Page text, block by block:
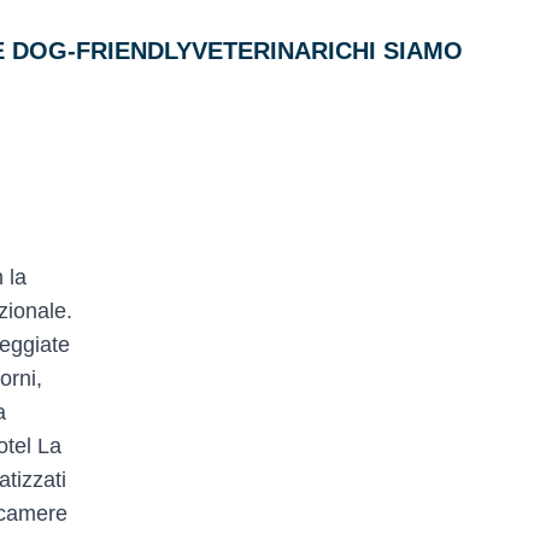
DOG-FRIENDLYVETERINARICHI SIAMO
la
La